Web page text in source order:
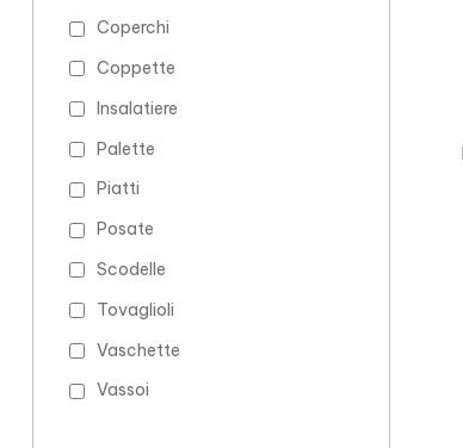
Coperchi
Coppette
Insalatiere
Palette
Piatti
Posate
Scodelle
Tovaglioli
Vaschette
Vassoi